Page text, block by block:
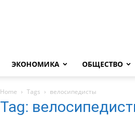
ЭКОНОМИКА ОБЩЕСТВО
Home Tags велосипедисты
Tag: